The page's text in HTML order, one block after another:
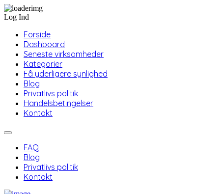
Log Ind
Forside
Dashboard
Seneste virksomheder
Kategorier
Få yderligere synlighed
Blog
Privatlivs politik
Handelsbetingelser
Kontakt
FAQ
Blog
Privatlivs politik
Kontakt